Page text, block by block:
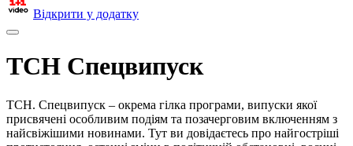
Відкрити у додатку
ТСН Спецвипуск
ТСН. Спецвипуск – окрема гілка програми, випуски якої
присвячені особливим подіям та позачерговим включенням з
найсвіжішими новинами. Тут ви довідаєтесь про найгостріші